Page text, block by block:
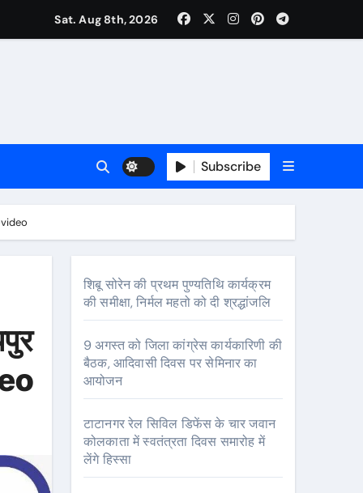
Sat. Aug 8th, 2026
Subscribe
video
शिबू सोरेन की प्रथम पुण्यतिथि कार्यक्रम
की समीक्षा, निर्मल महतो को दी श्रद्धांजलि
9 अगस्त को जिला कांग्रेस कार्यकारिणी की
बैठक, आदिवासी दिवस पर सेमिनार का
आयोजन
टाटानगर रेल सिविल डिफेंस के चार जवान
कोलकाता में स्वतंत्रता दिवस समारोह में
लेंगे हिस्सा